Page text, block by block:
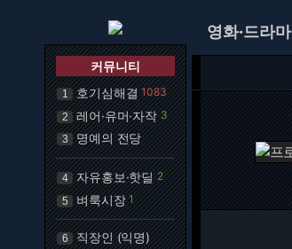
커뮤니티
1 호기심해결 1083
2 레어·유머·자작 3
3 명예의 전당
4 자유홍보·핫딜 2
5 벼룩시장 1
6 직장인 (익명)
영화·드라마